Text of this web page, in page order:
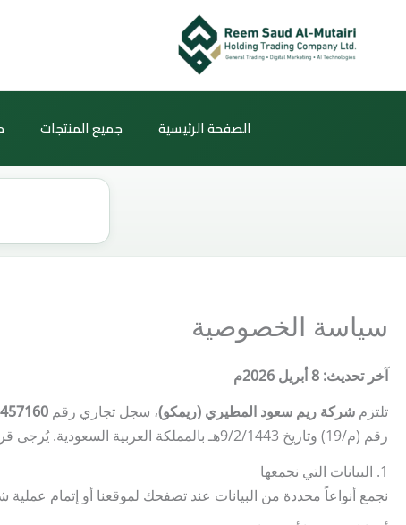
الصفحة الرئيسية جميع المنتجات
Products
سياسة الخصوصية
آخر تحديث: 8 أبريل 2026م
تلتزم شركة ريم سعود المطيري (ريمكو)، سجل تجاري رقم
رقم (م/19) وتاريخ 9/2/1443هـ بالمملكة العربية السعودية. يُرجى قراءة هذه السياسة بعناية لفهم كيفية جمع بياناتك واستخدامها وحمايتها.
1. البيانات التي نجمعها
نجمع أنواعاً محددة من البيانات عند تصفحك لموقعنا أو إتمام عملية